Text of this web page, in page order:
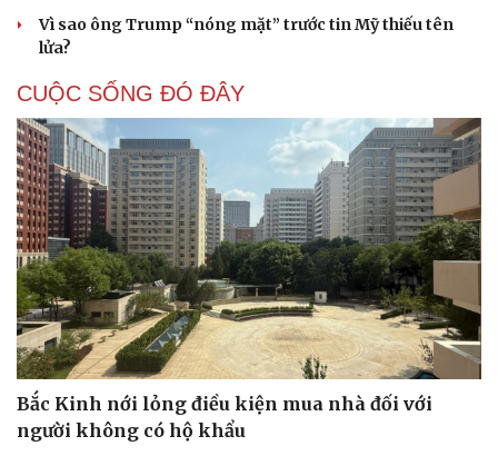
Hạt giống tâm hồn
Vì sao ông Trump “nóng mặt” trước tin Mỹ thiếu tên
lửa?
CUỘC SỐNG ĐÓ ĐÂY
Bắc Kinh nới lỏng điều kiện mua nhà đối với
người không có hộ khẩu